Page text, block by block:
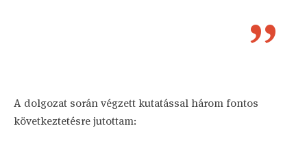
A dolgozat során végzett kutatással három fontos
következtetésre jutottam: